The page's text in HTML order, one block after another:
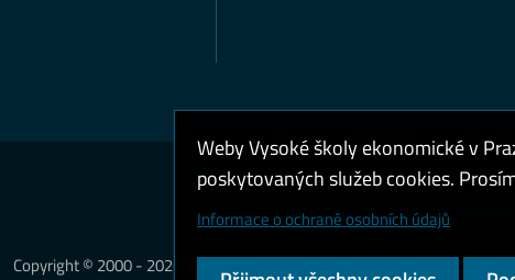
Cookies a ochrana osobních
Copyright © 2000 - 2026 Vysoká škola ekonomická v Praze
Weby Vysoké školy ekonomické v
poskytovaných služeb cookies.
Informace o ochraně osobních údajů